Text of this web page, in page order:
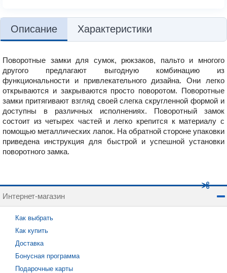
Описание Характеристики
Поворотные замки для сумок, рюкзаков, пальто и многого
другого предлагают выгодную комбинацию из
функциональности и привлекательного дизайна. Они легко
открываются и закрываются просто поворотом. Поворотные
замки притягивают взгляд своей слегка скругленной формой и
доступны в различных исполнениях. Поворотный замок
состоит из четырех частей и легко крепится к материалу с
помощью металлических лапок. На обратной стороне упаковки
приведена инструкция для быстрой и успешной установки
поворотного замка.
Интернет-магазин
Как выбрать
Как купить
Доставка
Бонусная программа
Подарочные карты